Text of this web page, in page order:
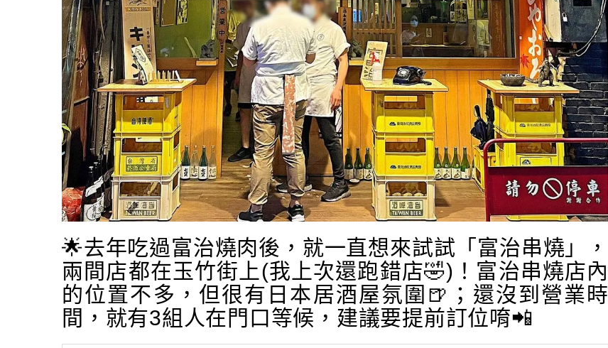
🌟去年吃過富治燒肉後，就一直想來試試「富治串燒」，
兩間店都在玉竹街上(我上次還跑錯店🤣)！富治串燒店內
的位置不多，但很有日本居酒屋氛圍🍺；還沒到營業時
間，就有3組人在門口等候，建議要提前訂位唷📲